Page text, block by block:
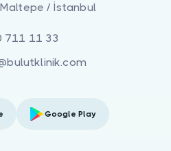
/ İstanbul
711 11 33
Google Play